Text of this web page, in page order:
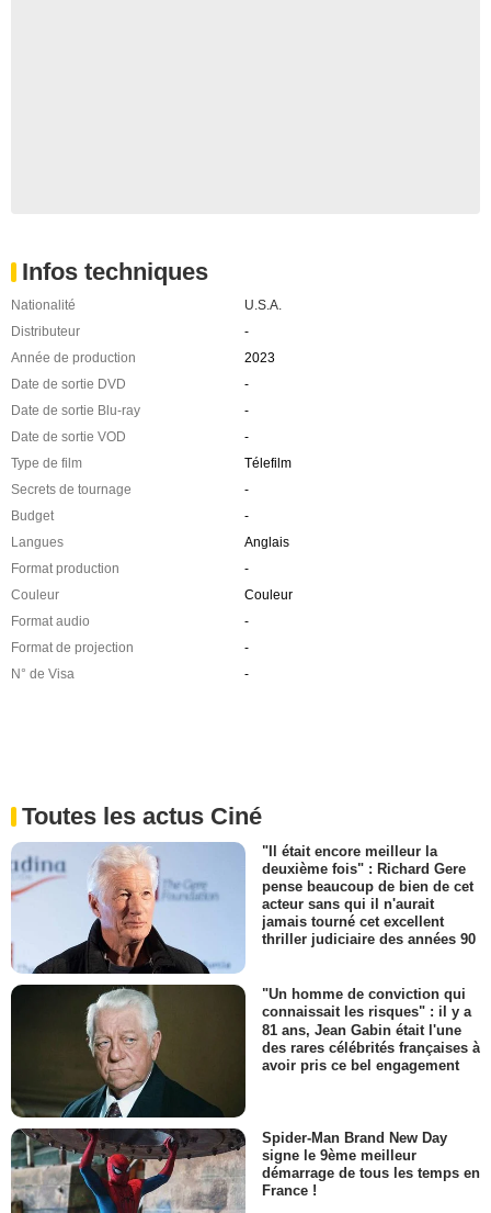
Infos techniques
Nationalité
U.S.A.
Distributeur
-
Année de production
2023
Date de sortie DVD
-
Date de sortie Blu-ray
-
Date de sortie VOD
-
Type de film
Télefilm
Secrets de tournage
-
Budget
-
Langues
Anglais
Format production
-
Couleur
Couleur
Format audio
-
Format de projection
-
N° de Visa
-
Toutes les actus Ciné
"Il était encore meilleur la
deuxième fois" : Richard Gere
pense beaucoup de bien de cet
acteur sans qui il n'aurait
jamais tourné cet excellent
thriller judiciaire des années 90
"Un homme de conviction qui
connaissait les risques" : il y a
81 ans, Jean Gabin était l'une
des rares célébrités françaises à
avoir pris ce bel engagement
Spider-Man Brand New Day
signe le 9ème meilleur
démarrage de tous les temps en
France !